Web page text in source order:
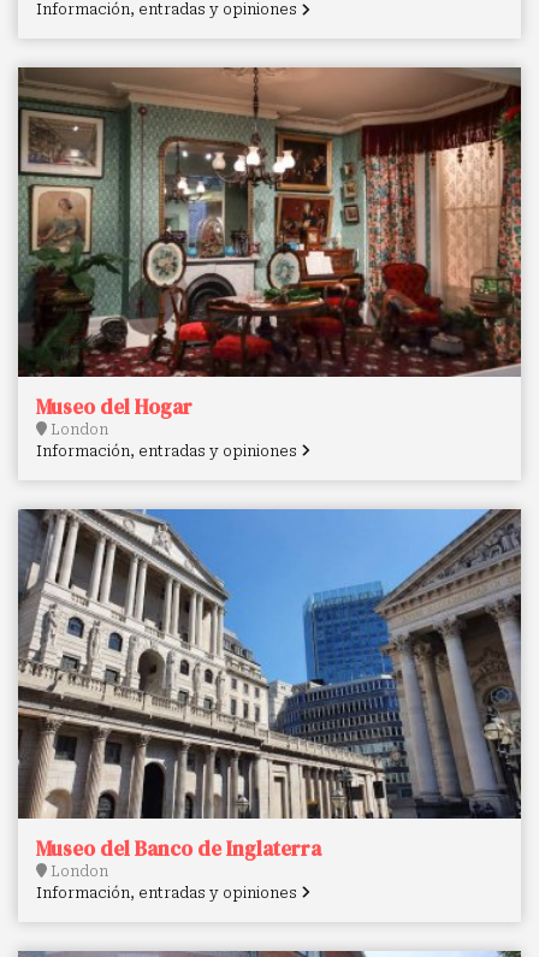
Información, entradas y opiniones
Museo del Hogar
London
Información, entradas y opiniones
Museo del Banco de Inglaterra
London
Información, entradas y opiniones